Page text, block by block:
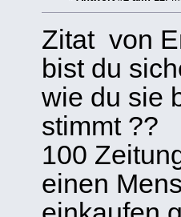
Zitat von
bist du
wie du sie
stimmt ??
100
einen